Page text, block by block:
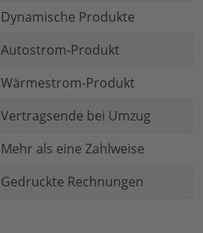
Dynamische Produkte
Autostrom-Produkt
Wärmestrom-Produkt
Vertragsende bei Umzug
Mehr als eine Zahlweise
Gedruckte Rechnungen